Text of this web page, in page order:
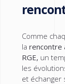
Comme
la rencontre
RGE, un
les
et échanger